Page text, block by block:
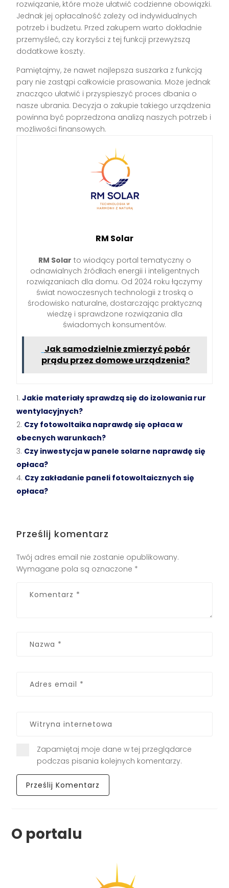
rozwiązanie, które może ułatwić codzienne obowiązki.
Jednak jej opłacalność zależy od indywidualnych
potrzeb i budżetu. Przed zakupem warto dokładnie
przemyśleć, czy korzyści z tej funkcji przewyższą
dodatkowe koszty.
Pamiętajmy, że nawet najlepsza suszarka z funkcją
pary nie zastąpi całkowicie prasowania. Może jednak
znacząco ułatwić i przyspieszyć proces dbania o
nasze ubrania. Decyzja o zakupie takiego urządzenia
powinna być poprzedzona analizą naszych potrzeb i
możliwości finansowych.
RM Solar
RM Solar to wiodący portal tematyczny o
odnawialnych źródłach energii i inteligentnych
rozwiązaniach dla domu. Od 2024 roku łączymy
świat nowoczesnych technologii z troską o
środowisko naturalne, dostarczając praktyczną
wiedzę i sprawdzone rozwiązania dla
świadomych konsumentów.
Jak samodzielnie zmierzyć pobór
prądu przez domowe urządzenia?
Jakie materiały sprawdzą się do izolowania rur
wentylacyjnych?
Czy fotowoltaika naprawdę się opłaca w
obecnych warunkach?
Czy inwestycja w panele solarne naprawdę się
opłaca?
Czy zakładanie paneli fotowoltaicznych się
opłaca?
Prześlij komentarz
Twój adres email nie zostanie opublikowany.
Wymagane pola są oznaczone *
Zapamiętaj moje dane w tej przeglądarce
podczas pisania kolejnych komentarzy.
O portalu